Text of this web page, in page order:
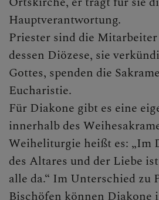
Hauptverantwortung.
Priester sind die
dessen Diözese, sie
Gottes, spenden die
Eucharistie.
Für Diakone gibt es eine
innerhalb des
Weiheliturgie heißt es: „Im
des Altares und der Liebe
alle da.“ Im Unterschied zu
Bischöfen können Diakone